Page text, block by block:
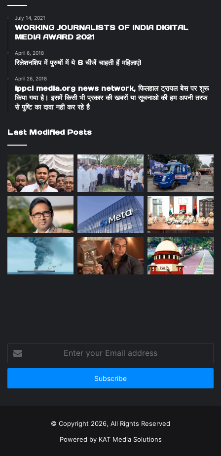
July 14, 2021
WORKING JOURNALISTS OF INDIA DIGITAL
MEDIA AWARD 2021
April 6, 2018
रिलेशनशिप में पुरुषों में ये 6 चीजें चाहती हैं महिलाएं!
April 26, 2018
ippci media.org news network, फिलहाल ट्रायल बेस पर शुरू
किया गया है। इसमें किसी भी प्रकार की खबरों या सूचनाओ की हम अपनी तरफ
से पुष्टि का दावा नही कर रहे है
Last Modified Posts
your
Email
© Copyright 2026, All Rights Reserved
Powered by KAT Media Solutions